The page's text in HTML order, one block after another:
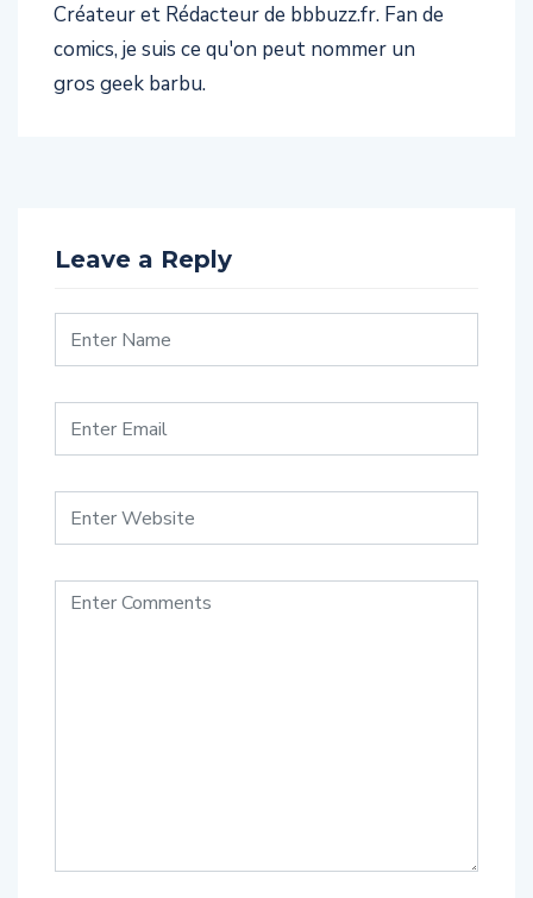
Créateur et Rédacteur de bbbuzz.fr. Fan de
comics, je suis ce qu'on peut nommer un
gros geek barbu.
Leave a Reply